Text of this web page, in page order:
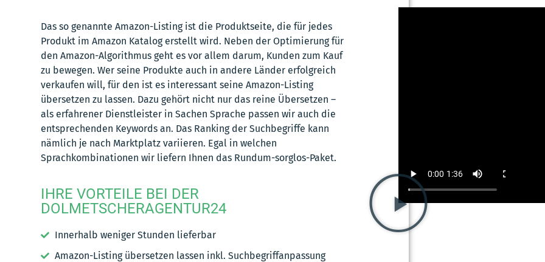
Das so genannte Amazon-Listing ist die Produktseite, die für jedes
Produkt im Amazon Katalog erstellt wird. Neben der Optimierung für
den Amazon-Algorithmus geht es vor allem darum, Kunden zum Kauf
zu bewegen. Wer seine Produkte auch in andere Länder erfolgreich
verkaufen will, für den ist es interessant seine Amazon-Listing
übersetzen zu lassen. Dazu gehört nicht nur das reine Übersetzen –
als erfahrener Dienstleister in Sachen Sprache passen wir auch die
entsprechenden Keywords an. Das Ranking der Suchbegriffe kann
nämlich je nach Marktplatz variieren. Egal in welchen
Sprachkombinationen wir liefern Ihnen das Rundum-sorglos-Paket.
IHRE VORTEILE BEI DER
DOLMETSCHERAGENTUR24
Innerhalb weniger Stunden lieferbar
Amazon-Listing übersetzen lassen inkl. Suchbegriffanpassung